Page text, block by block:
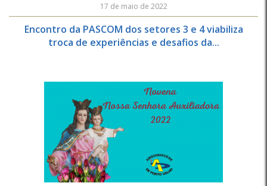
17 de maio de 2022
Encontro da PASCOM dos setores 3 e 4 viabiliza
troca de experiências e desafios da...